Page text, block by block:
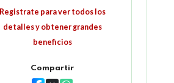
Registrate para ver todos los
detalles y obtener grandes
beneficios
Compartir